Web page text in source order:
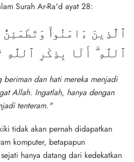
Surah Ar-Ra'd ayat 28:
ٱلَّذِينَ ءَامَنُوا۟
ٱللَّهِ ۗ أَلَا بِذِكْرِ ٱللَّهِ
beriman dan hati mereka menjadi
Allah. Ingatlah, hanya dengan
tenteram."
tidak akan pernah didapatkan
komputer, betapapun
hanya datang dari kedekatkan